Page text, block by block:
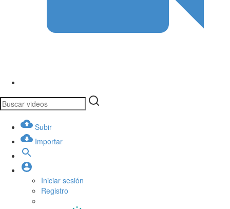
Subir
Importar
Iniciar sesión
Registro